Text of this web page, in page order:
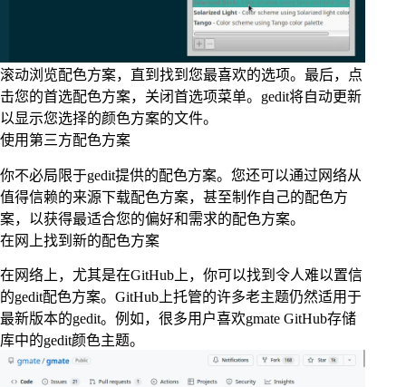
滚动浏览配色方案，直到找到您最喜欢的选项。最后，点
击您的首选配色方案，关闭首选项菜单。gedit将自动更新
以显示您选择的颜色方案的文件。
使用第三方配色方案
你不必局限于gedit提供的配色方案。您还可以通过网络从
值得信赖的来源下载配色方案，甚至制作自己的配色方
案，以获得最适合您的偏好和需求的配色方案。
在网上找到新的配色方案
在网络上，尤其是在GitHub上，你可以找到令人难以置信
的gedit配色方案。GitHub上托管的许多老主题仍然适用于
最新版本的gedit。例如，很多用户喜欢gmate GitHub存储
库中的gedit颜色主题。